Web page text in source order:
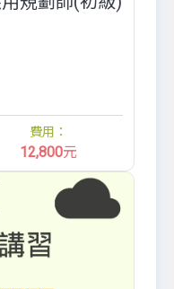
費用：
12,800元